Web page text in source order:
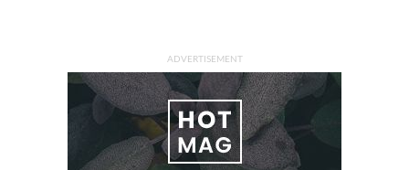
ADVERTISEMENT